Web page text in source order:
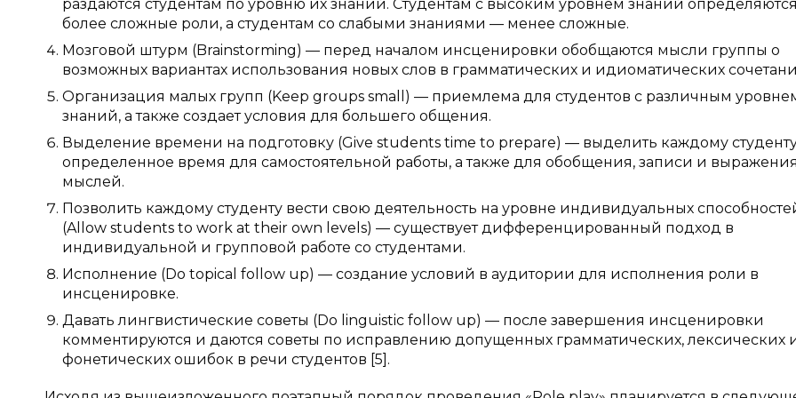
раздаются студентам по уровню их знаний. Студентам с высоким уровнем знаний определяются
более сложные роли, а студентам со слабыми знаниями — менее сложные.
Мозговой штурм (Brainstorming) — перед началом инсценировки обобщаются мысли группы о
возможных вариантах использования новых слов в грамматических и идиоматических
Организация малых групп (Keep groups small) — приемлема для студентов с различным
знаний, а также создает условия для большего общения.
Выделение времени на подготовку (Give students time to prepare) — выделить каждому
определенное время для самостоятельной работы, а также для обобщения, записи и выражения
мыслей.
Позволить каждому студенту вести свою деятельность на уровне индивидуальных
(Allow students to work at their own levels) — существует дифференцированный подход в
индивидуальной и групповой работе со студентами.
Исполнение (Do topical follow up) — создание условий в аудитории для исполнения роли в
инсценировке.
Давать лингвистические советы (Do linguistic follow up) — после завершения инсценировки
комментируются и даются советы по исправлению допущенных грамматических, лексических
фонетических ошибок в речи студентов [5].